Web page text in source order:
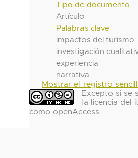
Tipo de documento
Artículo
Palabras clave
impactos del turismo
investigación
experiencia
narrativa
Mostrar el registro
Excepto si se
la licencia del
como openAccess